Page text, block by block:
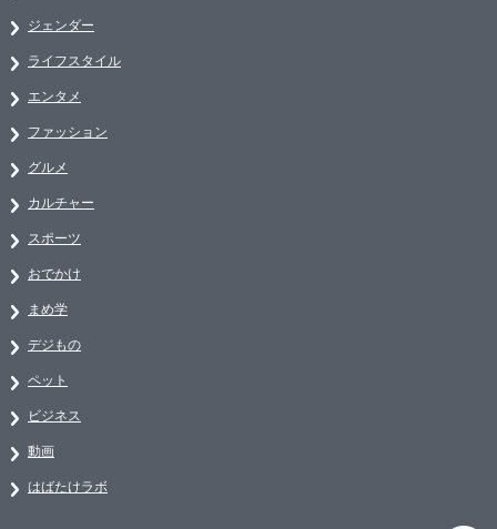
ジェンダー
ライフスタイル
エンタメ
ファッション
グルメ
カルチャー
スポーツ
おでかけ
まめ学
デジもの
ペット
ビジネス
動画
はばたけラボ